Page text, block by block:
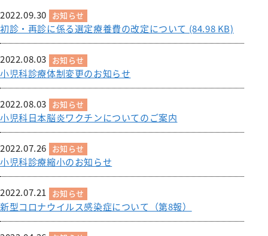
救急科
2022.09.30 お知らせ
初診・再診に係る選定療養費の改定について (84.98 KB)
2022.08.03 お知らせ
小児科診療体制変更のお知らせ
2022.08.03 お知らせ
小児科日本脳炎ワクチンについてのご案内
2022.07.26 お知らせ
小児科診療縮小のお知らせ
2022.07.21 お知らせ
新型コロナウイルス感染症について（第8報）